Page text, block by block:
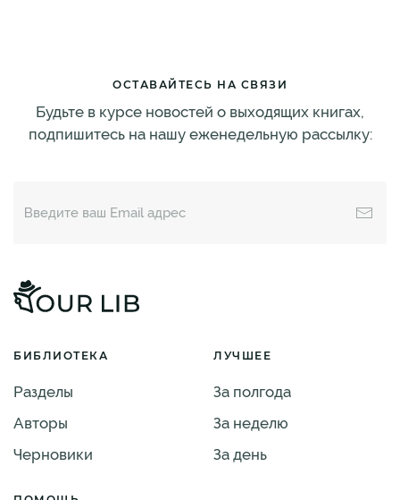
ОСТАВАЙТЕСЬ НА СВЯЗИ
Будьте в курсе новостей о выходящих книгах,
подпишитесь на нашу еженедельную рассылку:
БИБЛИОТЕКА
Разделы
Авторы
Черновики
ЛУЧШЕЕ
За полгода
За неделю
За день